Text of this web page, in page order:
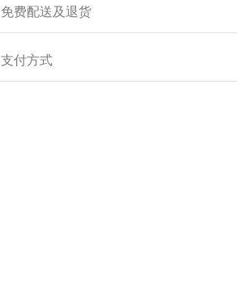
免费配送及退货
支付方式